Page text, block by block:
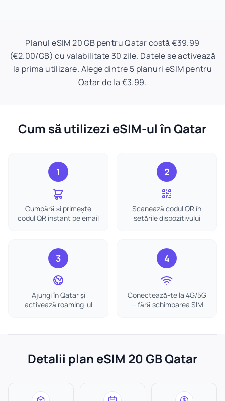
Planul eSIM 20 GB pentru Qatar costă €39.99
(€2.00/GB) cu valabilitate 30 zile. Datele se activează
la prima utilizare. Alege dintre 5 planuri eSIM pentru
Qatar de la €3.99.
Cum să utilizezi eSIM-ul în Qatar
1
Cumpără și primește
codul QR instant pe email
2
Scanează codul QR în
setările dispozitivului
3
Ajungi în Qatar și
activează roaming-ul
4
Conectează-te la 4G/5G
— fără schimbarea SIM
Detalii plan eSIM 20 GB Qatar